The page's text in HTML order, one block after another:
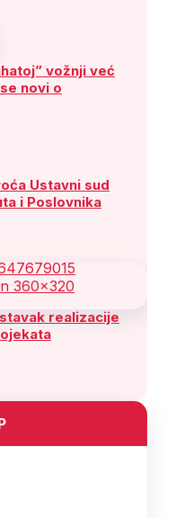
vožnji već
novi o
Ustavni sud
i Poslovnika
realizacije